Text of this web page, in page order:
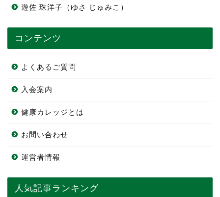
遊佐 珠洋子（ゆさ じゅみこ）
コンテンツ
よくあるご質問
入会案内
健康カレッジとは
お問い合わせ
運営者情報
人気記事ランキング